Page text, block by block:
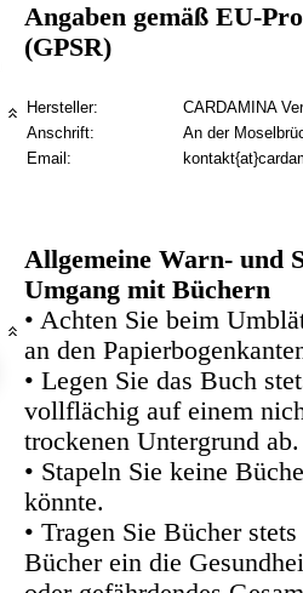
Angaben gemäß EU-
(GPSR)
Hersteller:
CARDAMINA
Anschrift:
An der
Email:
Allgemeine Warn- und
Umgang mit Büchern
• Achten Sie beim
an den
• Legen Sie das Buch
vollflächig auf einem
trockenen Untergrund ab.
• Stapeln Sie keine
könnte.
• Tragen Sie Bücher
Bücher ein die